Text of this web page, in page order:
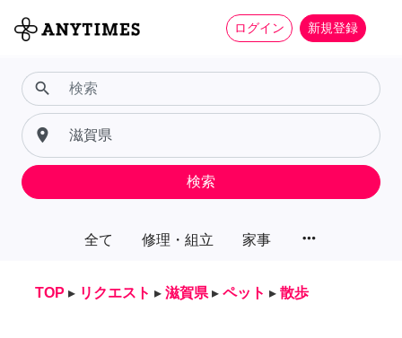
ログイン 新規登録
全て 修理・組立 家事 more_horiz
search
place
検索
TOP ▸ リクエスト ▸ 滋賀県 ▸ ペット ▸ 散歩